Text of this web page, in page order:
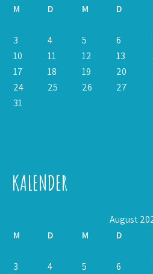
M
D M D
3
4 5 6
10
11 12 13
17
18 19 20
24
25 26 27
31
KALENDER
August
M
D M D
3
4 5 6